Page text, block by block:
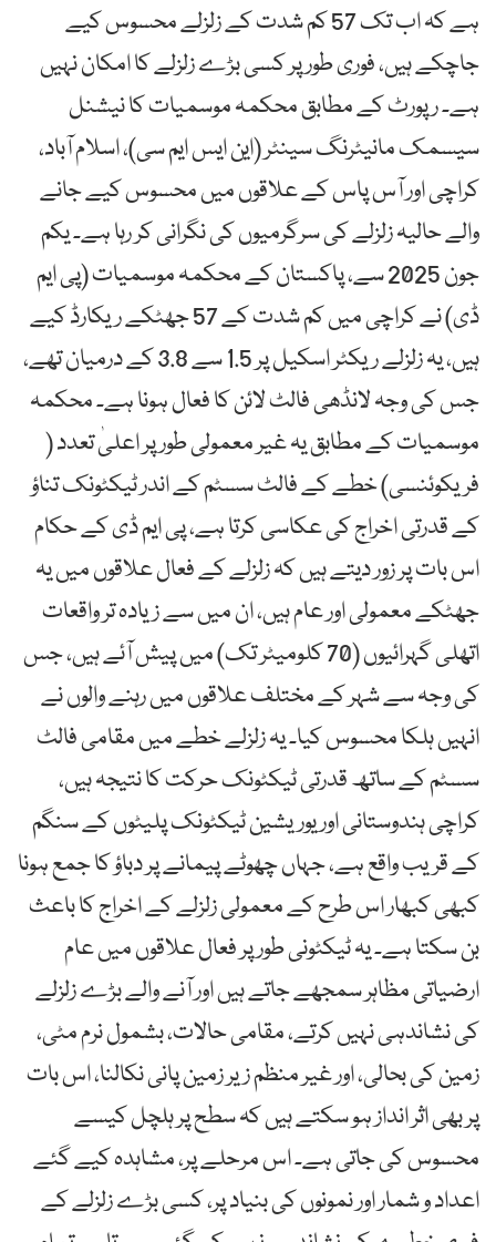
ہے کہ اب تک 57 کم شدت کے زلزلے محسوس کیے
جاچکے ہیں، فوری طور پر کسی بڑے زلزلے کا امکان نہیں
ہے۔ رپورٹ کے مطابق محکمہ موسمیات کا نیشنل
سیسمک مانیٹرنگ سینٹر (این ایس ایم سی)، اسلام آباد،
کراچی اور آس پاس کے علاقوں میں محسوس کیے جانے
والے حالیہ زلزلے کی سرگرمیوں کی نگرانی کر رہا ہے۔ یکم
جون 2025 سے، پاکستان کے محکمہ موسمیات (پی ایم
ڈی) نے کراچی میں کم شدت کے 57 جھٹکے ریکارڈ کیے
ہیں، یہ زلزلے ریکٹر اسکیل پر 1.5 سے 3.8 کے درمیان تھے،
جس کی وجہ لانڈھی فالٹ لائن کا فعال ہونا ہے۔ محکمہ
موسمیات کے مطابق یہ غیر معمولی طور پر اعلیٰ تعدد (
فریکوئنسی) خطے کے فالٹ سسٹم کے اندر ٹیکٹونک تناؤ
کے قدرتی اخراج کی عکاسی کرتا ہے، پی ایم ڈی کے حکام
اس بات پر زور دیتے ہیں کہ زلزلے کے فعال علاقوں میں یہ
جھٹکے معمولی اور عام ہیں، ان میں سے زیادہ تر واقعات
اتھلی گہرائیوں (70 کلومیٹر تک) میں پیش آئے ہیں، جس
کی وجہ سے شہر کے مختلف علاقوں میں رہنے والوں نے
انہیں ہلکا محسوس کیا۔ یہ زلزلے خطے میں مقامی فالٹ
سسٹم کے ساتھ قدرتی ٹیکٹونک حرکت کا نتیجہ ہیں،
کراچی ہندوستانی اور یوریشین ٹیکٹونک پلیٹوں کے سنگم
کے قریب واقع ہے، جہاں چھوٹے پیمانے پر دباؤ کا جمع ہونا
کبھی کبھار اس طرح کے معمولی زلزلے کے اخراج کا باعث
بن سکتا ہے۔ یہ ٹیکٹونی طور پر فعال علاقوں میں عام
ارضیاتی مظاہر سمجھے جاتے ہیں اور آنے والے بڑے زلزلے
کی نشاندہی نہیں کرتے، مقامی حالات، بشمول نرم مٹی،
زمین کی بحالی، اور غیر منظم زیر زمین پانی نکالنا، اس بات
پر بھی اثر انداز ہو سکتے ہیں کہ سطح پر ہلچل کیسے
محسوس کی جاتی ہے۔ اس مرحلے پر، مشاہدہ کیے گئے
اعداد و شمار اور نمونوں کی بنیاد پر، کسی بڑے زلزلے کے